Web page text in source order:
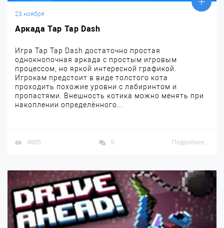
23 ноября
Аркада Tap Tap Dash
Игра Tap Tap Dash достаточно простая
однокнопочная аркада с простым игровым
процессом, но яркой интересной графикой.
Игрокам предстоит в виде толстого кота
проходить похожие уровни с лабиринтом и
пропастями. Внешность котика можно менять при
накоплении определённого...
4805 0 Подробнее...